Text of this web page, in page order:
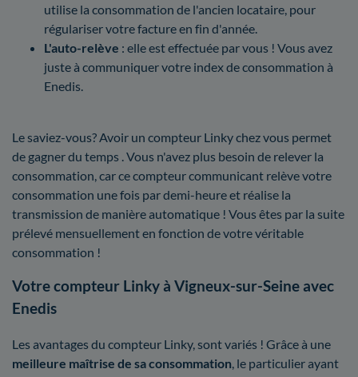
utilise la consommation de l'ancien locataire, pour
régulariser votre facture en fin d'année.
L'auto-relève : elle est effectuée par vous ! Vous avez
juste à communiquer votre index de consommation à
Enedis.
Le saviez-vous? Avoir un compteur Linky chez vous permet
de gagner du temps . Vous n'avez plus besoin de relever la
consommation, car ce compteur communicant relève votre
consommation une fois par demi-heure et réalise la
transmission de manière automatique ! Vous êtes par la suite
prélevé mensuellement en fonction de votre véritable
consommation !
Votre compteur Linky à Vigneux-sur-Seine avec
Enedis
Les avantages du compteur Linky, sont variés ! Grâce à une
meilleure maîtrise de sa consommation , le particulier ayant